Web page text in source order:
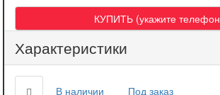
Характеристики
В наличии Под заказ